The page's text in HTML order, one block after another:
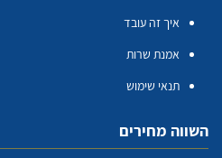
איך זה עובד
אמנת שרות
תנאי שימוש
השווה מחירים